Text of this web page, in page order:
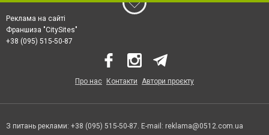
Реклама на сайті
Франшиза "CitySites"
+38 (095) 515-50-87
Про нас Контакти Автори проєкту
З питань реклами: +38 (095) 515-50-87. E-mail: reklama@0512.com.ua